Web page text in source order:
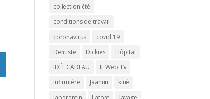
collection été
conditions de travail
coronavirus
covid 19
Dentiste
Dickies
Hôpital
IDÉE CADEAU
IE Web TV
infirmière
Jaanuu
kiné
laborantin
Lafont
lavage